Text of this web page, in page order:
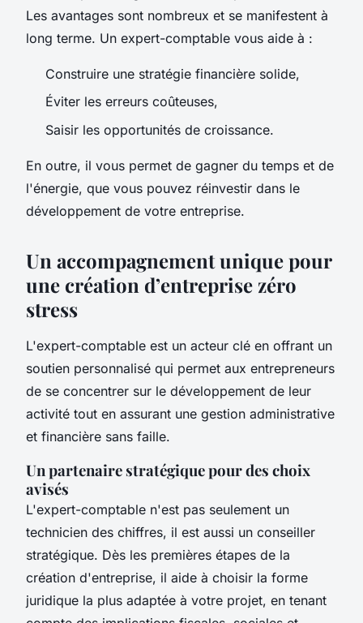
Les avantages sont nombreux et se manifestent à
long terme. Un expert-comptable vous aide à :
Construire une stratégie financière solide,
Éviter les erreurs coûteuses,
Saisir les opportunités de croissance.
En outre, il vous permet de gagner du temps et de
l'énergie, que vous pouvez réinvestir dans le
développement de votre entreprise.
Un accompagnement unique pour
une création d’entreprise zéro
stress
L'expert-comptable est un acteur clé en offrant un
soutien personnalisé qui permet aux entrepreneurs
de se concentrer sur le développement de leur
activité tout en assurant une gestion administrative
et financière sans faille.
Un partenaire stratégique pour des choix
avisés
L'expert-comptable n'est pas seulement un
technicien des chiffres, il est aussi un conseiller
stratégique. Dès les premières étapes de la
création d'entreprise, il aide à choisir la forme
juridique la plus adaptée à votre projet, en tenant